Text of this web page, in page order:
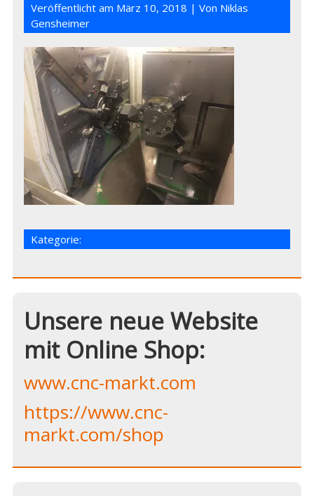
Veröffentlicht am März 10, 2018 | Von Niklas
Gensheimer
Kategorie:
Unsere neue Website
mit Online Shop:
www.cnc-markt.com
https://www.cnc-
markt.com/shop